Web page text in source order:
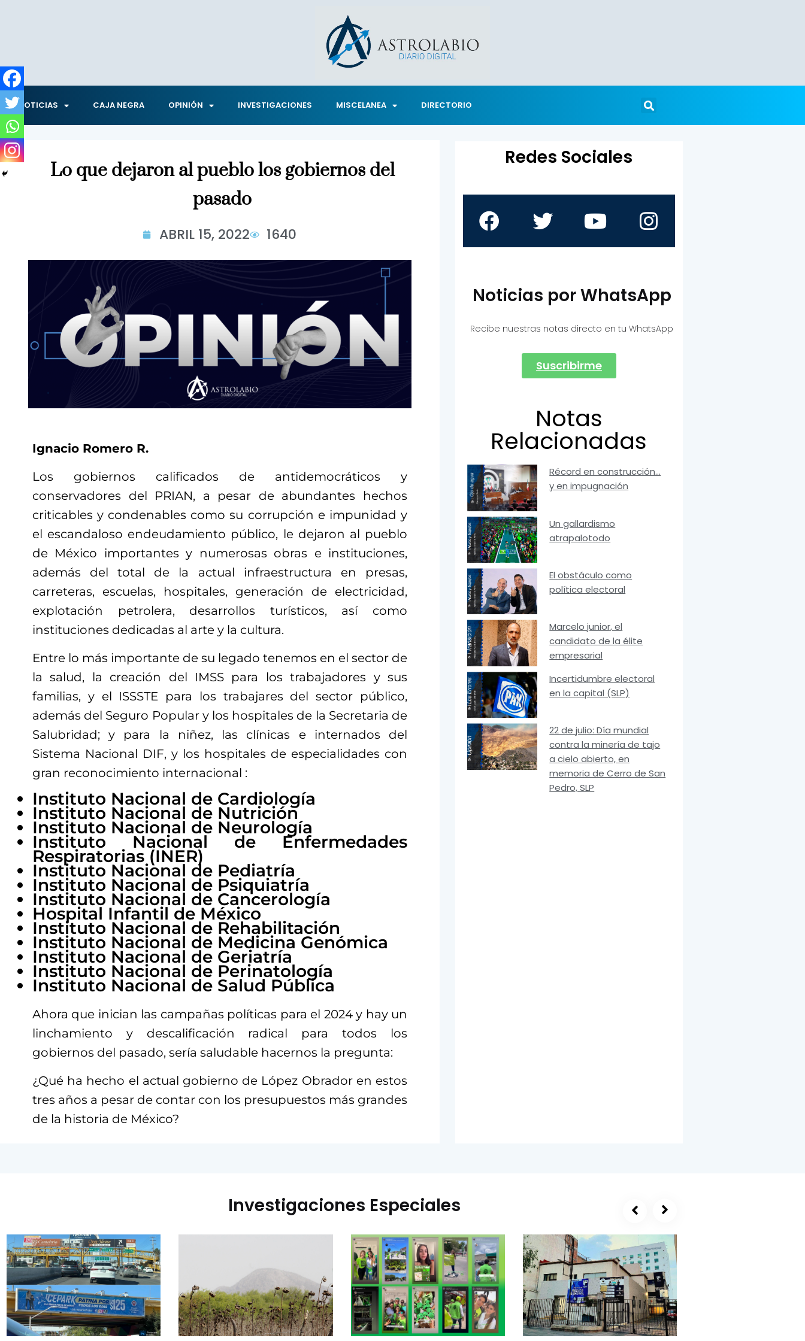
NOTICIAS CAJA NEGRA OPINIÓN INVESTIGACIONES MISCELANEA DIRECTORIO
Lo que dejaron al pueblo los gobiernos del
pasado
ABRIL 15, 2022 1640
Ignacio Romero R.
Los gobiernos calificados de antidemocráticos y
conservadores del PRIAN, a pesar de abundantes hechos
criticables y condenables como su corrupción e impunidad y
el escandaloso endeudamiento público, le dejaron al pueblo
de México importantes y numerosas obras e instituciones,
además del total de la actual infraestructura en presas,
carreteras, escuelas, hospitales, generación de electricidad,
explotación petrolera, desarrollos turísticos, así como
instituciones dedicadas al arte y la cultura.
Entre lo más importante de su legado tenemos en el sector de
la salud, la creación del IMSS para los trabajadores y sus
familias, y el ISSSTE para los trabajares del sector público,
además del Seguro Popular y los hospitales de la Secretaria de
Salubridad; y para la niñez, las clínicas e internados del
Sistema Nacional DIF, y los hospitales de especialidades con
gran reconocimiento internacional :
Instituto Nacional de Cardiología
Instituto Nacional de Nutrición
Instituto Nacional de Neurología
Instituto Nacional de Enfermedades
Respiratorias (INER)
Instituto Nacional de Pediatría
Instituto Nacional de Psiquiatría
Instituto Nacional de Cancerología
Hospital Infantil de México
Instituto Nacional de Rehabilitación
Instituto Nacional de Medicina Genómica
Instituto Nacional de Geriatría
Instituto Nacional de Perinatología
Instituto Nacional de Salud Pública
Ahora que inician las campañas políticas para el 2024 y hay un
linchamiento y descalificación radical para todos los
gobiernos del pasado, sería saludable hacernos la pregunta:
¿Qué ha hecho el actual gobierno de López Obrador en estos
tres años a pesar de contar con los presupuestos más grandes
de la historia de México?
Redes Sociales
Noticias por WhatsApp
Recibe nuestras notas directo en tu WhatsApp
Suscribirme
Notas
Relacionadas
Récord en construcción…
y en impugnación
Un gallardismo
atrapalotodo
El obstáculo como
política electoral
Marcelo junior, el
candidato de la élite
empresarial
Incertidumbre electoral
en la capital (SLP)
22 de julio: Día mundial
contra la minería de tajo
a cielo abierto, en
memoria de Cerro de San
Pedro, SLP
Investigaciones Especiales